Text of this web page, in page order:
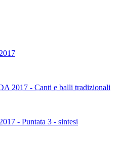
2017 - Canti e balli tradizionali
- Puntata 3 - sintesi